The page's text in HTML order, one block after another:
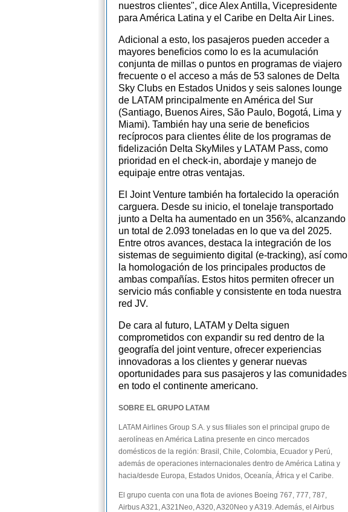
nuestros clientes", dice Alex Antilla, Vicepresidente
para América Latina y el Caribe en Delta Air Lines.
Adicional a esto, los pasajeros pueden acceder a
mayores beneficios como lo es la acumulación
conjunta de millas o puntos en programas de viajero
frecuente o el acceso a más de 53 salones de Delta
Sky Clubs en Estados Unidos y seis salones lounge
de LATAM principalmente en América del Sur
(Santiago, Buenos Aires, São Paulo, Bogotá, Lima y
Miami). También hay una serie de beneficios
recíprocos para clientes élite de los programas de
fidelización Delta SkyMiles y LATAM Pass, como
prioridad en el check-in, abordaje y manejo de
equipaje entre otras ventajas.
El Joint Venture también ha fortalecido la operación
carguera. Desde su inicio, el tonelaje transportado
junto a Delta ha aumentado en un 356%, alcanzando
un total de 2.093 toneladas en lo que va del 2025.
Entre otros avances, destaca la integración de los
sistemas de seguimiento digital (e-tracking), así como
la homologación de los principales productos de
ambas compañías. Estos hitos permiten ofrecer un
servicio más confiable y consistente en toda nuestra
red JV.
De cara al futuro, LATAM y Delta siguen
comprometidos con expandir su red dentro de la
geografía del joint venture, ofrecer experiencias
innovadoras a los clientes y generar nuevas
oportunidades para sus pasajeros y las comunidades
en todo el continente americano.
SOBRE EL GRUPO LATAM
LATAM Airlines Group S.A. y sus filiales son el principal grupo de
aerolíneas en América Latina presente en cinco mercados
domésticos de la región: Brasil, Chile, Colombia, Ecuador y Perú,
además de operaciones internacionales dentro de América Latina y
hacia/desde Europa, Estados Unidos, Oceanía, África y el Caribe.
El grupo cuenta con una flota de aviones Boeing 767, 777, 787,
Airbus A321, A321Neo, A320, A320Neo y A319. Además, el Airbus